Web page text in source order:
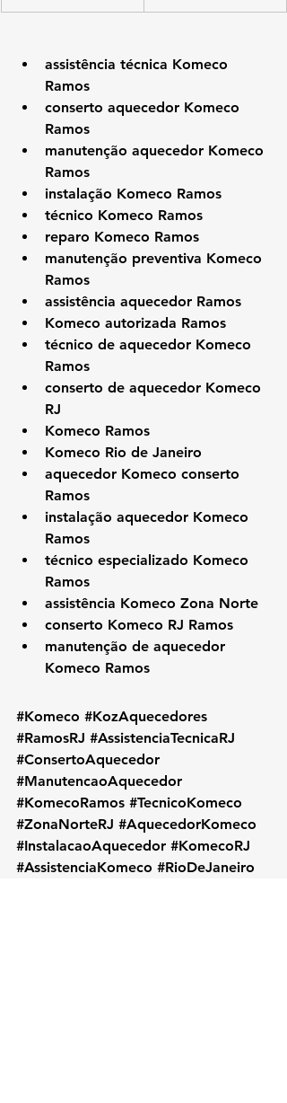
assistência técnica Komeco
Ramos
conserto aquecedor Komeco
Ramos
manutenção aquecedor Komeco
Ramos
instalação Komeco Ramos
técnico Komeco Ramos
reparo Komeco Ramos
manutenção preventiva Komeco
Ramos
assistência aquecedor Ramos
Komeco autorizada Ramos
técnico de aquecedor Komeco
Ramos
conserto de aquecedor Komeco
RJ
Komeco Ramos
Komeco Rio de Janeiro
aquecedor Komeco conserto
Ramos
instalação aquecedor Komeco
Ramos
técnico especializado Komeco
Ramos
assistência Komeco Zona Norte
conserto Komeco RJ Ramos
manutenção de aquecedor
Komeco Ramos
#Komeco #KozAquecedores
#RamosRJ #AssistenciaTecnicaRJ
#ConsertoAquecedor
#ManutencaoAquecedor
#KomecoRamos #TecnicoKomeco
#ZonaNorteRJ #AquecedorKomeco
#InstalacaoAquecedor #KomecoRJ
#AssistenciaKomeco #RioDeJaneiro